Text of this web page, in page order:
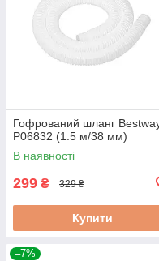
Гофрований шланг
P06832 (1.5 м/38 мм)
В наявності
299 ₴ 329 ₴
Купити
–7%